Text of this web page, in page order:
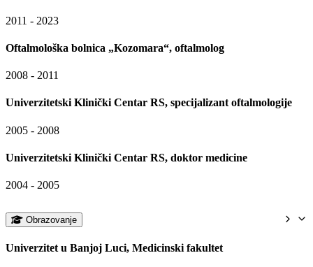
2011 - 2023
Oftalmološka bolnica „Kozomara“, oftalmolog
2008 - 2011
Univerzitetski Klinički Centar RS, specijalizant oftalmologije
2005 - 2008
Univerzitetski Klinički Centar RS, doktor medicine
2004 - 2005
Obrazovanje
Univerzitet u Banjoj Luci, Medicinski fakultet